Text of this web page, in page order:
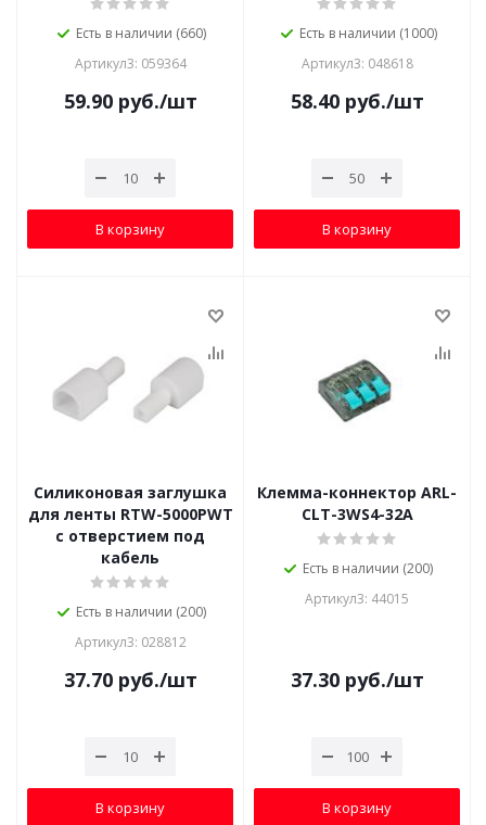
Есть в наличии (660)
Артикул3: 059364
59.90руб./шт
В корзину
Есть в наличии (1000)
Артикул3: 048618
58.40руб./шт
В корзину
Силиконовая заглушка
для ленты RTW-5000PWT
с отверстием под
кабель
Есть в наличии (200)
Артикул3: 028812
37.70руб./шт
В корзину
Клемма-коннектор ARL-
CLT-3WS4-32A
Есть в наличии (200)
Артикул3: 44015
37.30руб./шт
В корзину